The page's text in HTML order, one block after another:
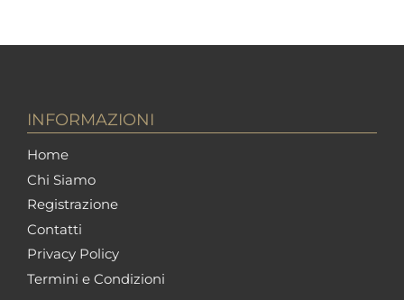
INFORMAZIONI
Home
Chi Siamo
Registrazione
Contatti
Privacy Policy
Termini e Condizioni